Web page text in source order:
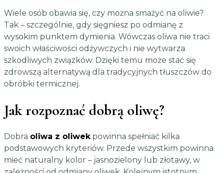
Wiele osób obawia się, czy można smażyć na oliwie?
Tak – szczególnie, gdy sięgniesz po odmianę z
wysokim punktem dymienia. Wówczas oliwa nie traci
swoich właściwości odżywczych i nie wytwarza
szkodliwych związków. Dzięki temu może stać się
zdrowszą alternatywą dla tradycyjnych tłuszczów do
obróbki termicznej.
Jak rozpoznać dobrą oliwę?
Dobra oliwa z oliwek powinna spełniać kilka
podstawowych kryteriów. Przede wszystkim powinna
mieć naturalny kolor – jasnozielony lub złotawy, w